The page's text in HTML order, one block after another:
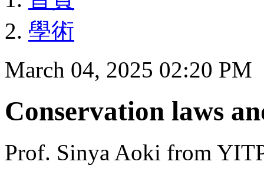
學術
March 04, 2025 02:20 PM
Conservation laws
Prof. Sinya Aoki from